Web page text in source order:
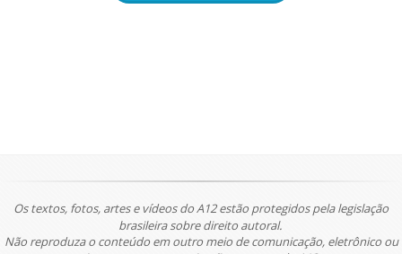
Os textos, fotos, artes e vídeos do A12 estão protegidos pela legislação
brasileira sobre direito autoral.
Não reproduza o conteúdo em outro meio de comunicação, eletrônico ou